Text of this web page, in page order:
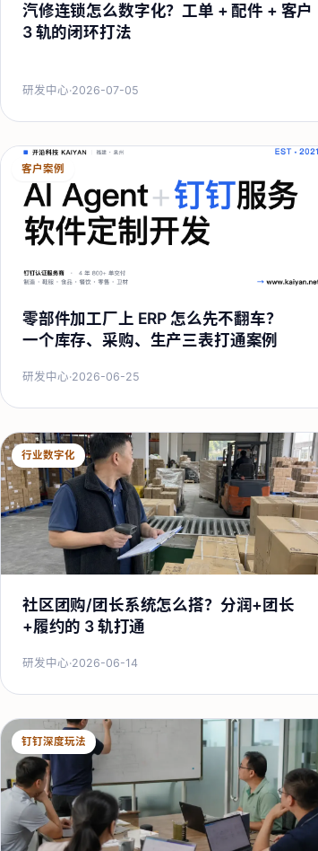
汽修连锁怎么数字化？工单 + 配件 + 客户
3 轨的闭环打法
研发中心·2026-07-05
客户案例
零部件加工厂上 ERP 怎么先不翻车？
一个库存、采购、生产三表打通案例
研发中心·2026-06-25
行业数字化
社区团购/团长系统怎么搭？分润+团长
+履约的 3 轨打通
研发中心·2026-06-14
钉钉深度玩法